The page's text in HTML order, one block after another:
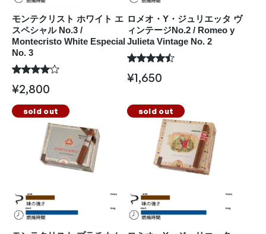
モンテクリスト ホワイト エ
スペシャル No.3 /
Montecristo White Especial
No. 3
¥2,800
ロメオ・Y・ジュリエッタ ヴ
ィンテージNo.2 / Romeo y
Julieta Vintage No. 2
¥1,650
sold out sold out